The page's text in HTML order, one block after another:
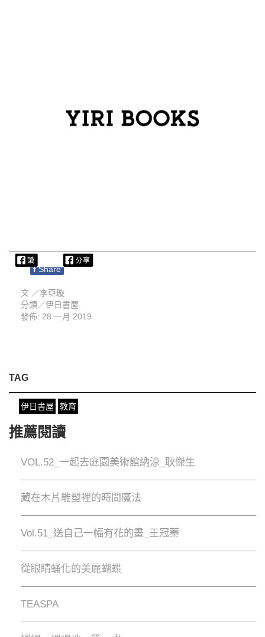
f Share
文 ／李亞璇
分類／伊日書屋
發佈: 28 一月 2019
TAG
伊日書屋 教育
推薦閱讀
VOL.52_一起去庭園美術館納涼_耿傑生
藏在木片雕塑裡的時間魔法
Vol.51_送自己一幅有花的畫_王冠蓁
從眼睛蛹化的美麗蝴蝶
TEASPA